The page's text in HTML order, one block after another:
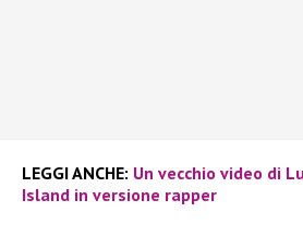
LEGGI ANCHE: Un vecchio video di
Island in versione rapper